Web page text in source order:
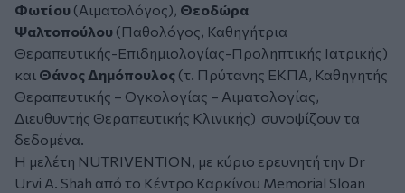
Φωτίου (Αιματολόγος), Θεοδώρα
Ψαλτοπούλου (Παθολόγος, Καθηγήτρια
Θεραπευτικής-Επιδημιολογίας-Προληπτικής Ιατρικής)
και Θάνος Δημόπουλος (τ. Πρύτανης ΕΚΠΑ, Καθηγητής
Θεραπευτικής – Ογκολογίας – Αιματολογίας,
Διευθυντής Θεραπευτικής Κλινικής) συνοψίζουν τα
δεδομένα.
Η μελέτη NUTRIVENTION, με κύριο ερευνητή την Dr
Urvi A. Shah από το Κέντρο Καρκίνου Memorial Sloan